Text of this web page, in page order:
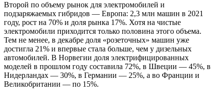
Второй по объему рынок для электромобилей и
подзаряжаемых гибридов — Европа: 2,3 млн машин в 2021
году, рост на 70% и доля рынка 17%. Хотя на чистые
электромобили приходится только половина этого объема.
Тем не менее, в декабре доля «розеточных» машин уже
достигла 21% и впервые стала больше, чем у дизельных
автомобилей. В Норвегии доля электрифицированных
моделей в прошлом году составила 72%, в Швеции — 45%, в
Нидерландах — 30%, в Германии — 25%, а во Франции и
Великобритании — по 15%.